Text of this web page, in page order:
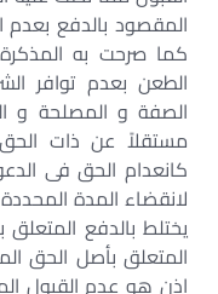
المقصود بالدفع
كما صرحت به
الطعن بعدم توافر
الصفة و المصلحة و
مستقلاً عن ذات
كانعدام الحق فى
لانقضاء المدة
يختلط بالدفع
المتعلق بأصل الحق
إذن هو عدم القبول